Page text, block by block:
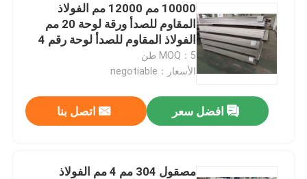
10000 مم 12000 مم الفولاذ
المقاوم للصدأ ورقة لوحة 20 مم
الفولاذ المقاوم للصدأ لوحة رقم 4
السطح
MOQ：5 طن
الأسعار：negotiable
افضل سعر اتصل بنا
مصقول 304 مم 4 مم الفولاذ